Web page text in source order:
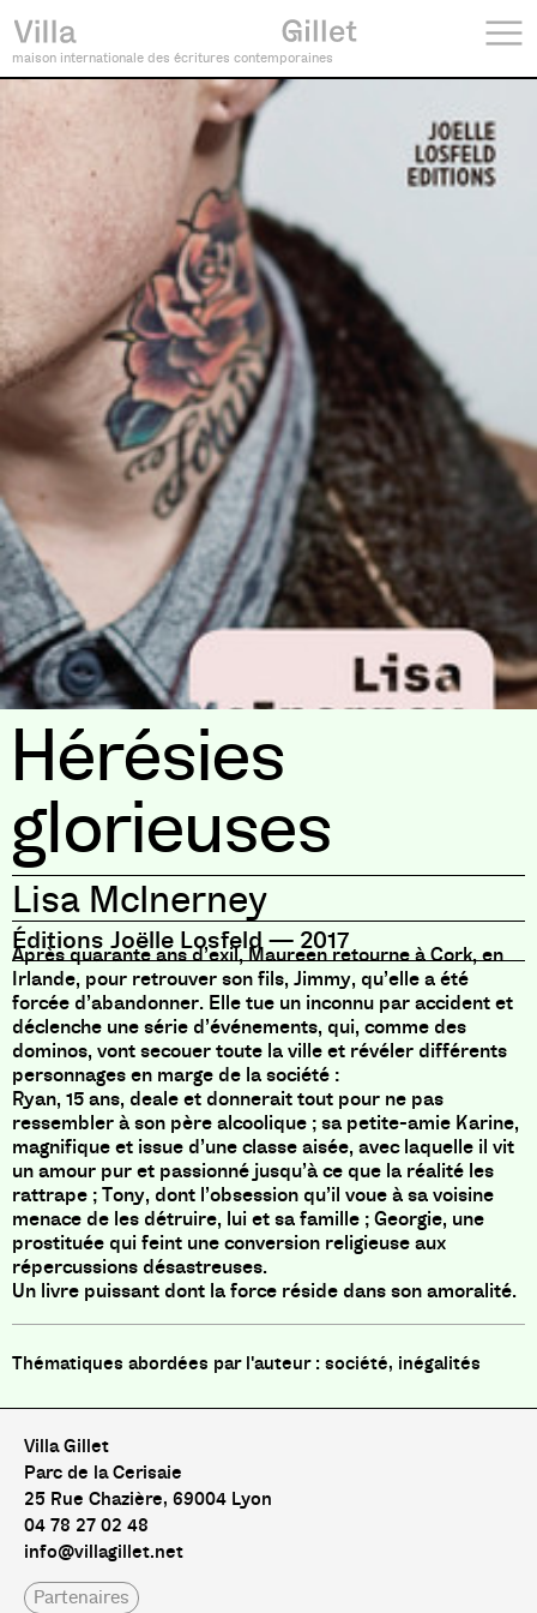
maison internationale des écritures contemporaines
Hérésies
glorieuses
Lisa McInerney
Éditions Joëlle Losfeld— 2017
Après quarante ans d’exil, Maureen retourne à Cork, en
Irlande, pour retrouver son fils, Jimmy, qu’elle a été
forcée d’abandonner. Elle tue un inconnu par accident et
déclenche une série d’événements, qui, comme des
dominos, vont secouer toute la ville et révéler différents
personnages en marge de la société :
Ryan, 15 ans, deale et donnerait tout pour ne pas
ressembler à son père alcoolique ; sa petite-amie Karine,
magnifique et issue d’une classe aisée, avec laquelle il vit
un amour pur et passionné jusqu’à ce que la réalité les
rattrape ; Tony, dont l’obsession qu’il voue à sa voisine
menace de les détruire, lui et sa famille ; Georgie, une
prostituée qui feint une conversion religieuse aux
répercussions désastreuses.
Un livre puissant dont la force réside dans son amoralité.
société, inégalités
Villa Gillet
Parc de la Cerisaie
25 Rue Chazière, 69004 Lyon
04 78 27 02 48
info@villagillet.net
Partenaires